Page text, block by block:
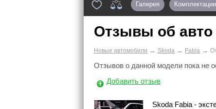
Галерея Комплектации
Отзывы об авто
Новые автомобили → Skoda → Fabia →
Отзывов о данной модели пока не
Добавить отзыв
Skoda Fabia -